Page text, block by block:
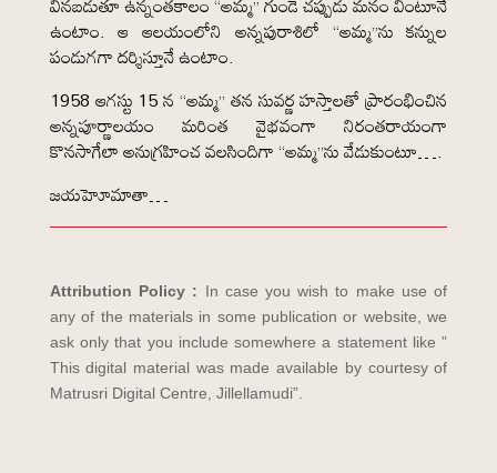
ఉంటాం. ఆ ఆలయంలోని అన్నపురాశిలో “అమ్మ”ను కన్నుల
పండుగగా దర్శిస్తూనే ఉంటాం.
1958 ఆగస్టు 15 న “అమ్మ” తన సువర్ణ హస్తాలతో ప్రారంభించిన
అన్నపూర్ణాలయం మరింత వైభవంగా నిరంతరాయంగా
కొనసాగేలా అనుగ్రహించ వలసిందిగా “అమ్మ”ను వేడుకుంటూ….
జయహెూమాతా…
Attribution Policy : In case you wish to make use of
any of the materials in some publication or website, we
ask only that you include somewhere a statement like ”
This digital material was made available by courtesy of
Matrusri Digital Centre, Jillellamudi”.